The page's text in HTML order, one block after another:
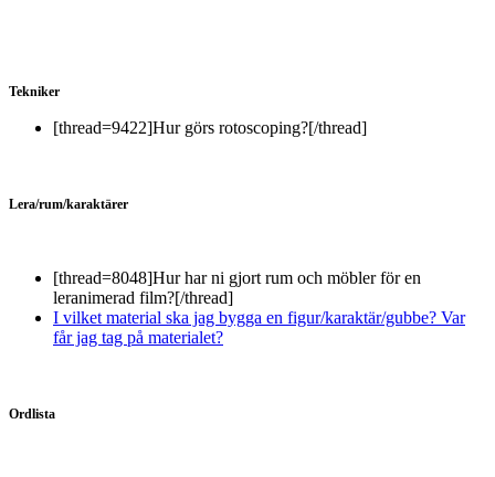
Tekniker
[thread=9422]Hur görs rotoscoping?[/thread]
Lera/rum/karaktärer
[thread=8048]Hur har ni gjort rum och möbler för en
leranimerad film?[/thread]
I vilket material ska jag bygga en figur/karaktär/gubbe? Var
får jag tag på materialet?
Ordlista